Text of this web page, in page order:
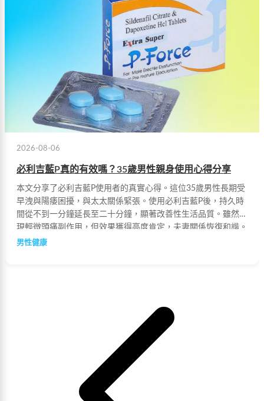
2026-08-06
必利吉藍P真的有效嗎？35歲男性親身使用心得分享
本文分享了必利吉藍P使用者的真實心得。這位35歲男性長期受
早洩與陽痿困擾，與太太關係緊張。使用必利吉藍P後，持久時
間從不到一分鐘延長至二十分鐘，顯著改善性生活品質。雖然出
現輕微頭痛副作用，但效果獲得高度肯定，夫妻關係恢復和諧。
男性健康